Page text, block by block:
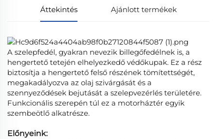
Áttekintés Ajánlott termékek
A szelepfedél, gyakran nevezik billegőfedélnek is, a
hengertető tetején elhelyezkedő védőkupak. Ez a rész
biztosítja a hengertető felső részének tömítettségét,
megakadályozva az olaj szivárgását és a
szennyeződések bejutását a szelepvezérlés területére.
Funkcionális szerepén túl ez a motorháztér egyik
szembeötlő alkatrésze.
Előnyeink: